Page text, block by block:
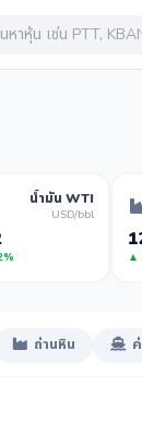
หาหุ้น เช่น PTT,
น้ำมัน WTI
USD/bbl
▲
ถ่านหิน